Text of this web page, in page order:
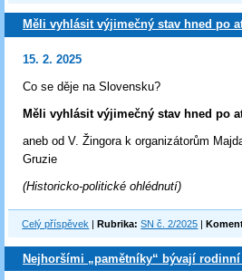
Měli vyhlásit výjimečný stav hned po
15. 2. 2025
Co se děje na Slovensku?
Měli vyhlásit výjimečný stav hned po
aneb od V. Žingora k organizátorům
Gruzie
(Historicko-politické ohlédnutí)
Celý příspěvek |Rubrika: SN č. 2/2025 |
Nejhoršími „pamětníky“ bývají